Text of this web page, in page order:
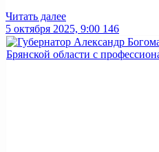
Читать далее
5 октября 2025, 9:00 146